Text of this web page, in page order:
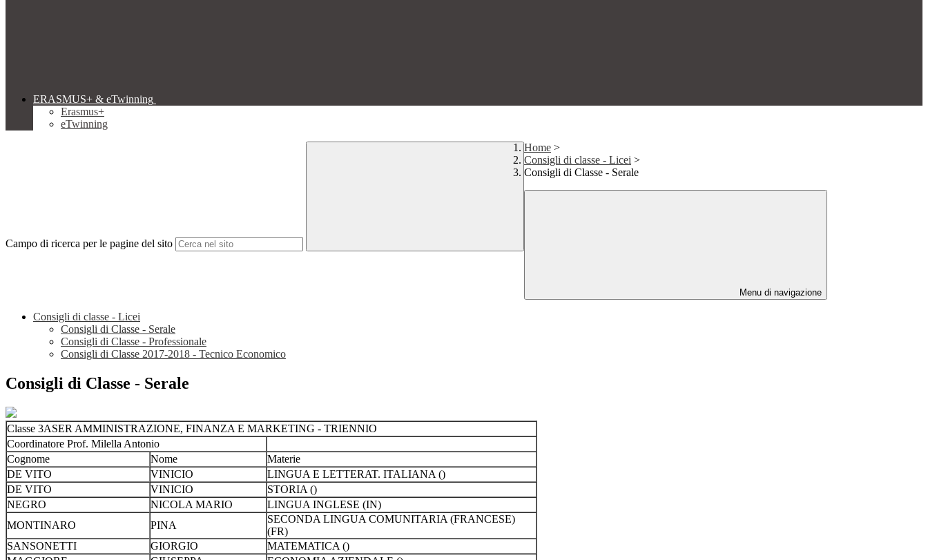
ERASMUS+ & eTwinning
Erasmus+
eTwinning
Campo di ricerca per le pagine del sito
Home >
Consigli di classe - Licei >
Consigli di Classe - Serale
Menu di navigazione
Consigli di classe - Licei
Consigli di Classe - Serale
Consigli di Classe - Professionale
Consigli di Classe 2017-2018 - Tecnico Economico
Consigli di Classe - Serale
Classe 3ASER AMMINISTRAZIONE, FINANZA E MARKETING - TRIENNIO
Coordinatore Prof. Milella Antonio
Cognome
Nome
Materie
DE VITO
VINICIO
LINGUA E LETTERAT. ITALIANA ()
DE VITO
VINICIO
STORIA ()
NEGRO
NICOLA MARIO
LINGUA INGLESE (IN)
MONTINARO
PINA
SECONDA LINGUA COMUNITARIA (FRANCESE)
(FR)
SANSONETTI
GIORGIO
MATEMATICA ()